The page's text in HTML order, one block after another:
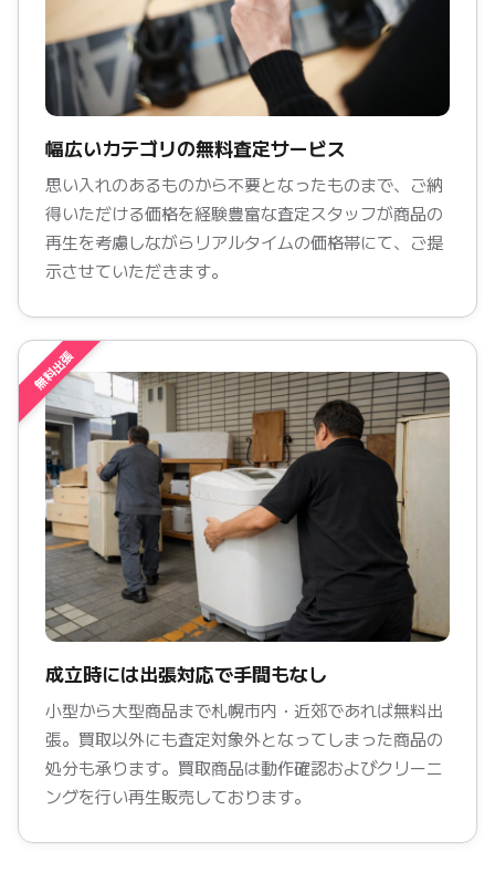
幅広いカテゴリの無料査定サービス
思い入れのあるものから不要となったものまで、ご納
得いただける価格を経験豊富な査定スタッフが商品の
再生を考慮しながらリアルタイムの価格帯にて、ご提
示させていただきます。
無料出張
成立時には出張対応で手間もなし
小型から大型商品まで札幌市内・近郊であれば無料出
張。買取以外にも査定対象外となってしまった商品の
処分も承ります。買取商品は動作確認およびクリーニ
ングを行い再生販売しております。